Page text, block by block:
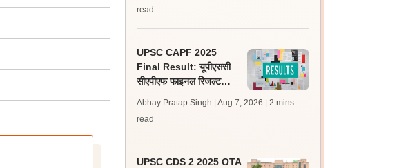
read
UPSC CAPF 2025
Final Result: यूपीएससी
सीएपीएफ फाइनल रिजल्ट
350 अभ्यर्थी चयनित
Abhay Pratap Singh | Aug 7, 2026
| 2 mins
read
UPSC CDS 2 2025 OTA